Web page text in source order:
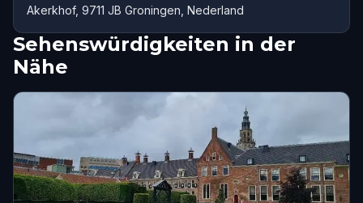
Akerkhof, 9711 JB Groningen, Nederland
Sehenswürdigkeiten in der
Nähe